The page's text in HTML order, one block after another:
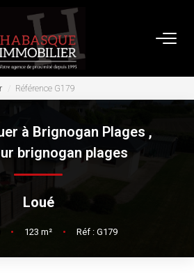
ACHETER
LOUER
VENDRE
Estimation
Biens Vendus
Référence G179
à Brignogan Plages ,
brignogan plages
Loué
• 123 m² • Réf : G179